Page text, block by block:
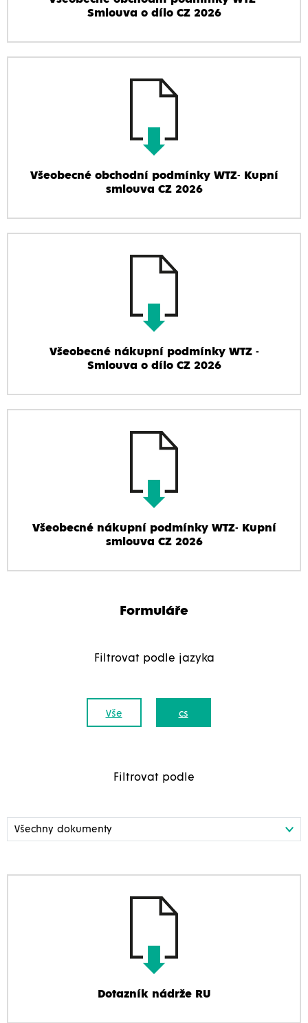
Smlouva o dílo CZ 2026
Všeobecné obchodní podmínky WTZ- Kupní
smlouva CZ 2026
Všeobecné nákupní podmínky WTZ -
Smlouva o dílo CZ 2026
Všeobecné nákupní podmínky WTZ- Kupní
smlouva CZ 2026
Formuláře
Filtrovat podle jazyka
Vše cs
Filtrovat podle
Dotazník nádrže RU